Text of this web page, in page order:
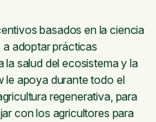
basados en la ciencia
adoptar prácticas
la salud del ecosistema y la
le apoya durante todo el
regenerativa, para
con los agricultores para